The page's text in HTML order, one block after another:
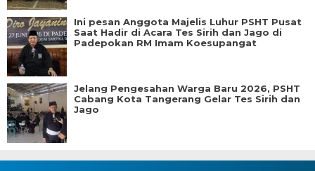
Ini pesan Anggota Majelis Luhur PSHT Pusat
Saat Hadir di Acara Tes Sirih dan Jago di
Padepokan RM Imam Koesupangat
Jelang Pengesahan Warga Baru 2026, PSHT
Cabang Kota Tangerang Gelar Tes Sirih dan
Jago